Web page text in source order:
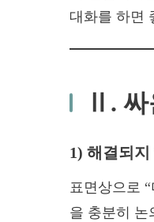
대화를 하면
Ⅱ.
1) 해결되
표면상으로
을 충분히 논